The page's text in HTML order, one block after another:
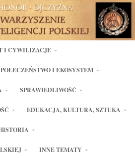
I CYWILIZACJE
I EKOSYSTEM
SPRAWIEDLIWOŚĆ
EDUKACJA, KULTURA, SZTUKA
INNE TEMATY